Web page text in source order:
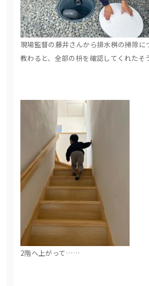
現場監督の藤井さんから排水桝の掃除に
教わると、全部の枡を確認してくれたそ
2階へ上がって……